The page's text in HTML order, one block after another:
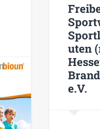
uten
e.V.